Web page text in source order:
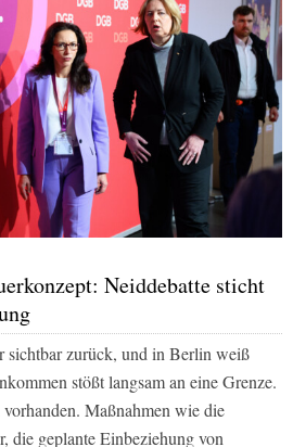
Neiddebatte sticht
sichtbar zurück, und in Berlin weiß
stößt langsam an eine Grenze.
Maßnahmen wie die
die geplante Einbeziehung von